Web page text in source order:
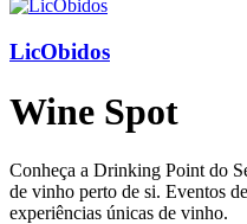
LicObidos
Wine Spot
Conheça a Drinking Point do
de vinho perto de si. Eventos
experiências únicas de vinho.